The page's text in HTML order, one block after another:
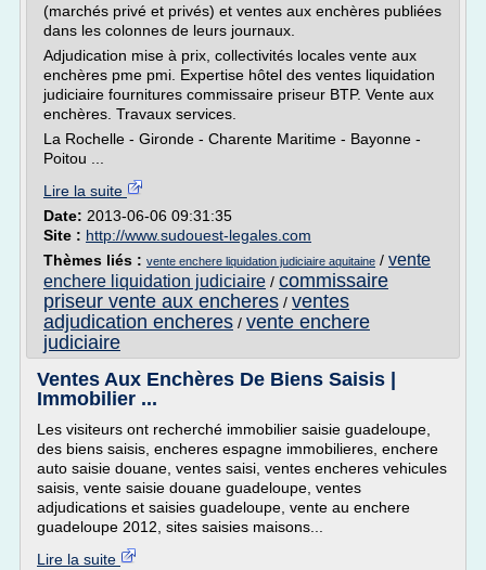
(marchés privé et privés) et ventes aux enchères publiées
dans les colonnes de leurs journaux.
Adjudication mise à prix, collectivités locales vente aux
enchères pme pmi. Expertise hôtel des ventes liquidation
judiciaire fournitures commissaire priseur BTP. Vente aux
enchères. Travaux services.
La Rochelle - Gironde - Charente Maritime - Bayonne -
Poitou ...
Lire la suite
Date: 2013-06-06 09:31:35
Site : http://www.sudouest-legales.com
Thèmes liés : vente enchere liquidation judiciaire aquitaine / vente
enchere liquidation judiciaire / commissaire
priseur vente aux encheres / ventes
adjudication encheres / vente enchere
judiciaire
Ventes Aux Enchères De Biens Saisis |
Immobilier ...
Les visiteurs ont recherché immobilier saisie guadeloupe,
des biens saisis, encheres espagne immobilieres, enchere
auto saisie douane, ventes saisi, ventes encheres vehicules
saisis, vente saisie douane guadeloupe, ventes
adjudications et saisies guadeloupe, vente au enchere
guadeloupe 2012, sites saisies maisons...
Lire la suite